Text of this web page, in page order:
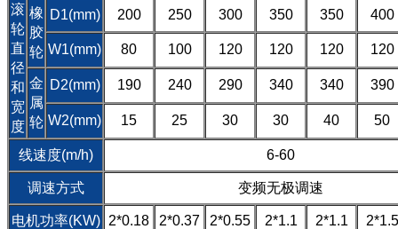
滚
轮
直
径
和
宽
度
橡
胶
轮
D1(mm) 200 250 300 350 350 400
W1(mm) 80 100 120 120 120 120
金
属
轮
D2(mm) 190 240 290 340 340 390
W2(mm) 15 25 30 30 40 50
线速度(m/h) 6-60
调速方式 变频无极调速
电机功率(KW) 2*0.18 2*0.37 2*0.55 2*1.1 2*1.1 2*1.5